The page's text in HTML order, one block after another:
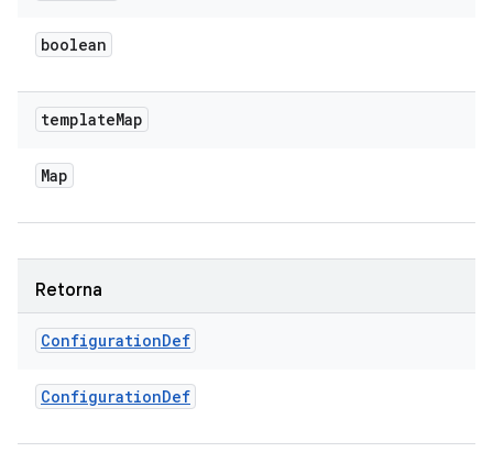
boolean
templateMap
Map
Retorna
ConfigurationDef
ConfigurationDef